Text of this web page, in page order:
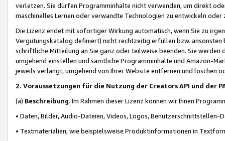
verletzen. Sie dürfen Programminhalte nicht verwenden, um direkt
maschinelles Lernen oder verwandte Technologien zu entwickeln
Die Lizenz endet mit sofortiger Wirkung automatisch, wenn Sie zu
Vergütungskatalog definiert) nicht rechtzeitig erfüllen bzw. ansonsten
schriftliche Mitteilung an Sie ganz oder teilweise beenden. Sie werden
umgehend einstellen und sämtliche Programminhalte und Amazon-
jeweils verlangt, umgehend von Ihrer Website entfernen und löschen
2. Voraussetzungen für die Nutzung der Creators API und der
(a) Beschreibung. Im Rahmen dieser Lizenz können wir Ihnen
• Daten, Bilder, Audio-Dateien, Videos, Logos, Benutzerschnittstellen-
• Textmaterialien, wie beispielsweise Produktinformationen in